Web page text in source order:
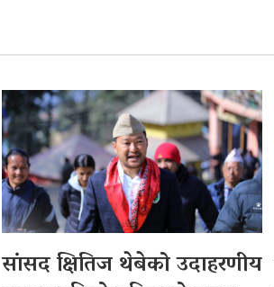
सांसद क्षितिज थेबेको उदाहरणीय